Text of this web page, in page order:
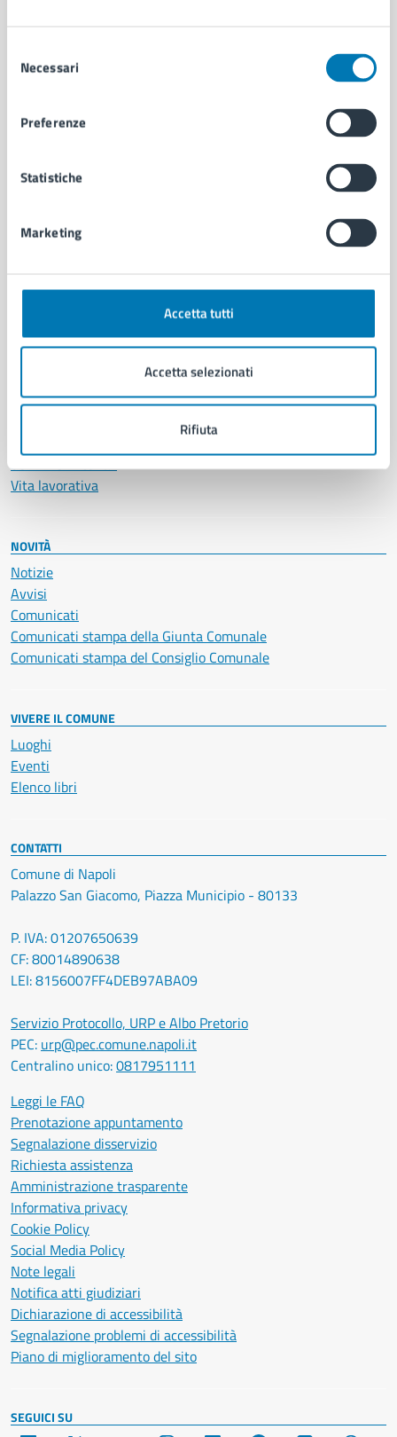
delNecessari
Preferenze
Statistiche
Marketing
Accetta tutti
Accetta selezionati
Rifiuta
Municipalità
Uffici
Politici
Intranet, posta aziendale e protocollo
CATEGORIE DI SERVIZIO
Anagrafe e stato civile
Cultura e tempo libero
Educazione e formazione
Giustizia e sicurezza pubblica
Servizi Cimiteriali
Vita lavorativa
NOVITÀ
Notizie
Avvisi
Comunicati
Comunicati stampa della Giunta Comunale
Comunicati stampa del Consiglio Comunale
VIVERE IL COMUNE
Luoghi
Eventi
Elenco libri
CONTATTI
Comune di Napoli
Palazzo San Giacomo, Piazza Municipio - 80133
P. IVA: 01207650639
CF: 80014890638
LEI: 8156007FF4DEB97ABA09
Servizio Protocollo, URP e Albo Pretorio
PEC: urp@pec.comune.napoli.it
Centralino unico:0817951111
Leggi le FAQ
Prenotazione appuntamento
Segnalazione disservizio
Richiesta assistenza
Amministrazione trasparente
Informativa privacy
Cookie Policy
Social Media Policy
Note legali
Notifica atti giudiziari
Dichiarazione di accessibilità
Segnalazione problemi di accessibilità
Piano di miglioramento del sito
SEGUICI SU